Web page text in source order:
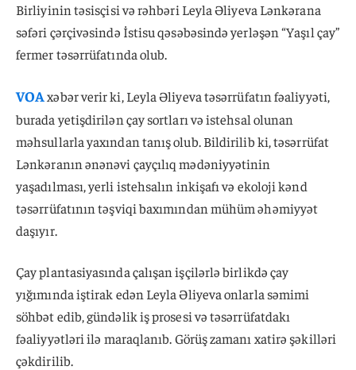
Birliyinin təsisçisi və rəhbəri Leyla Əliyeva Lənkərana
səfəri çərçivəsində İstisu qəsəbəsində yerləşən “Yaşıl çay”
fermer təsərrüfatında olub.
VOAxəbər verir ki, Leyla Əliyeva təsərrüfatın fəaliyyəti,
burada yetişdirilən çay sortları və istehsal olunan
məhsullarla yaxından tanış olub. Bildirilib ki, təsərrüfat
Lənkəranın ənənəvi çayçılıq mədəniyyətinin
yaşadılması, yerli istehsalın inkişafı və ekoloji kənd
təsərrüfatının təşviqi baxımından mühüm əhəmiyyət
daşıyır.
Çay plantasiyasında çalışan işçilərlə birlikdə çay
yığımında iştirak edən Leyla Əliyeva onlarla səmimi
söhbət edib, gündəlik iş prosesi və təsərrüfatdakı
fəaliyyətləri ilə maraqlanıb. Görüş zamanı xatirə şəkilləri
çəkdirilib.